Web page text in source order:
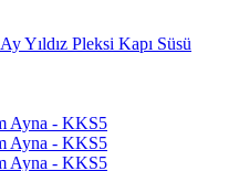
Ay Yıldız Pleksi Kapı Süsü